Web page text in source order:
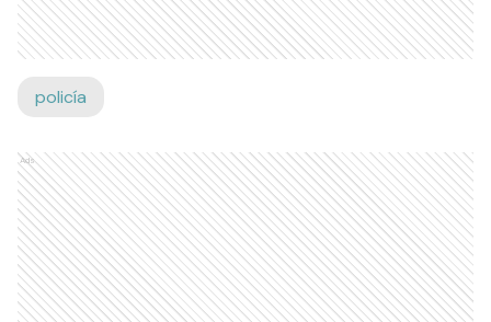
policía
Ads